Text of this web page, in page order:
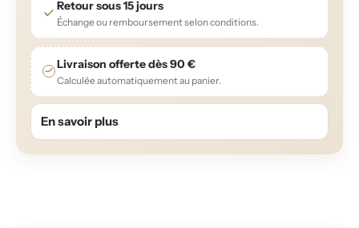
Retour sous 15 jours
Échange ou remboursement selon conditions.
Livraison offerte dès 90 €
Calculée automatiquement au panier.
En savoir plus